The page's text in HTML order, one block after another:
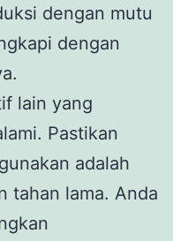
dengan mutu
dengan
lain yang
Pastikan
adalah
tahan lama. Anda